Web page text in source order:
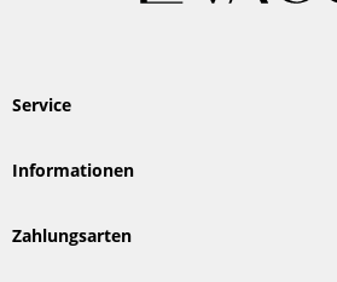
Service
Informationen
Zahlungsarten